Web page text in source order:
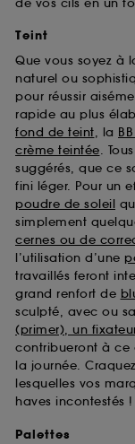
Teint
Que vous soyez à
naturel ou
pour réussir
rapide au plus
fond de teint, la
crème teintée.
suggérés, que ce
fini léger. Pour un
poudre de soleil
simplement
cernes ou de
l’utilisation d’une
travaillés feront
grand renfort de
sculpté, avec ou
(primer), un
contribueront à ce
la journée.
lesquelles vos
haves incontestés !
Palettes